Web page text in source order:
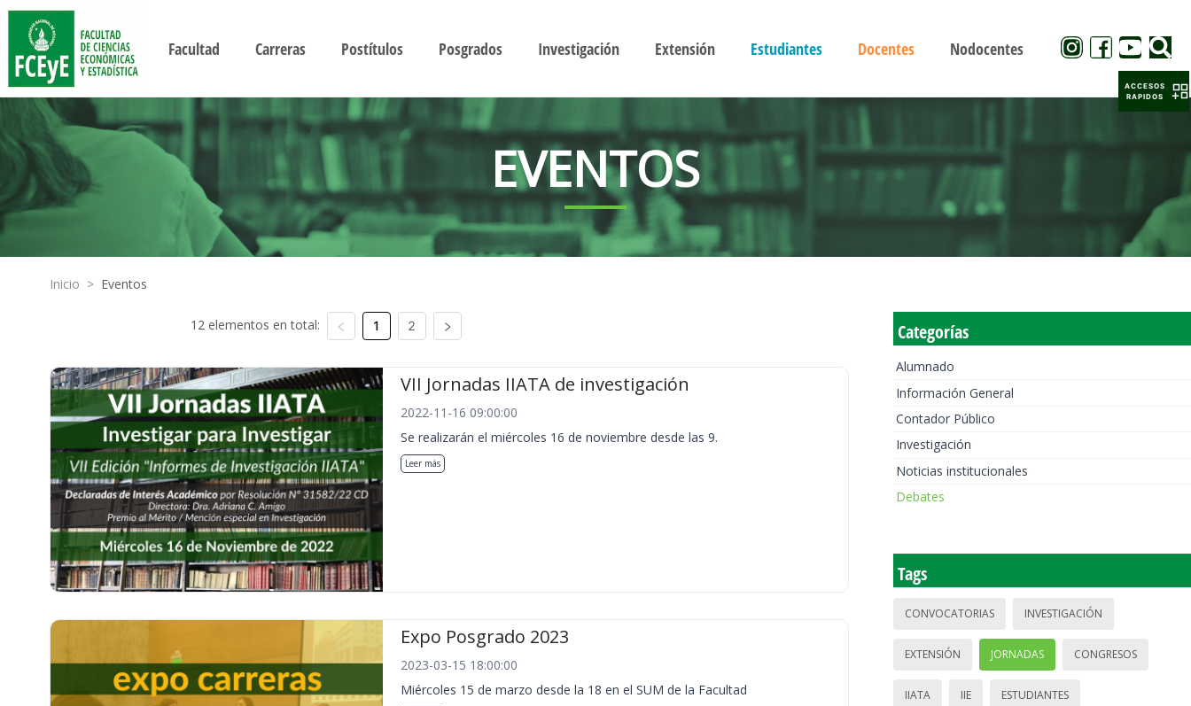
Facultad Carreras Postítulos Posgrados Investigación Extensión Estudiantes Docentes Nodocentes
EVENTOS
Inicio > Eventos
12 elementos en total: 1 2
VII Jornadas IIATA de investigación
2022-11-16 09:00:00
Se realizarán el miércoles 16 de noviembre desde las 9.
Leer más
Expo Posgrado 2023
2023-03-15 18:00:00
Miércoles 15 de marzo desde la 18 en el SUM de la Facultad
Categorías
Alumnado
Información General
Contador Público
Investigación
Noticias institucionales
Debates
Tags
CONVOCATORIAS INVESTIGACIÓN
EXTENSIÓN JORNADAS CONGRESOS
IIATA IIE ESTUDIANTES
ACCESOS
RAPIDOS